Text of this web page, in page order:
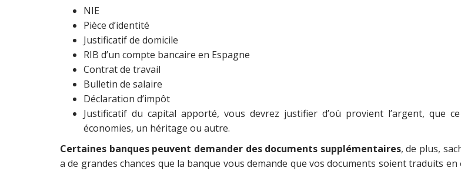
NIE
Pièce d’identité
Justificatif de domicile
RIB d’un compte bancaire en Espagne
Contrat de travail
Bulletin de salaire
Déclaration d’impôt
Justificatif du capital apporté, vous devrez justifier d’où provient l’argent, que
économies, un héritage ou autre.
Certaines banques peuvent demander des documents supplémentaires, de plus,
a de grandes chances que la banque vous demande que vos documents soient traduits en